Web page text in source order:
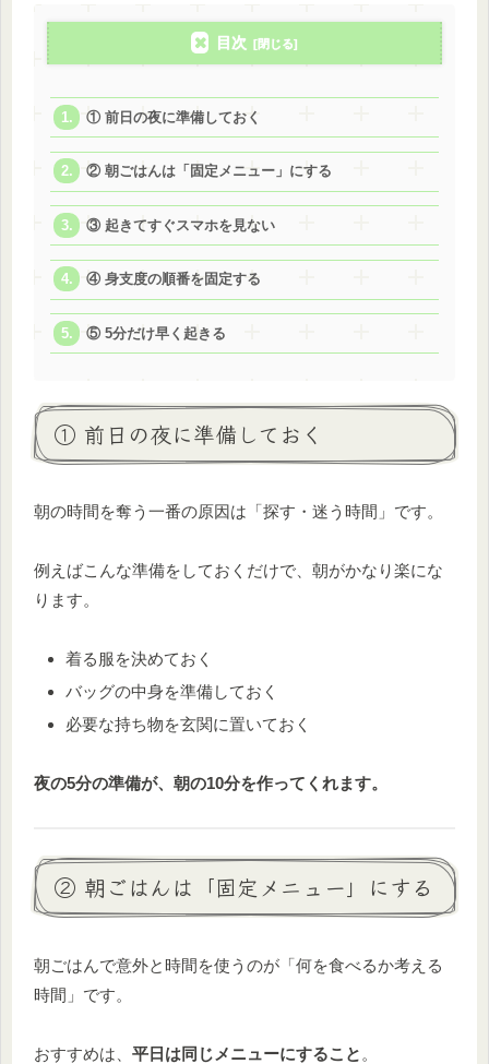
目次
① 前日の夜に準備しておく
② 朝ごはんは「固定メニュー」にする
③ 起きてすぐスマホを見ない
④ 身支度の順番を固定する
⑤ 5分だけ早く起きる
① 前日の夜に準備しておく
朝の時間を奪う一番の原因は「探す・迷う時間」です。
例えばこんな準備をしておくだけで、朝がかなり楽にな
ります。
着る服を決めておく
バッグの中身を準備しておく
必要な持ち物を玄関に置いておく
夜の5分の準備が、朝の10分を作ってくれます。
② 朝ごはんは「固定メニュー」にする
朝ごはんで意外と時間を使うのが「何を食べるか考える
時間」です。
おすすめは、 平日は同じメニューにすること 。